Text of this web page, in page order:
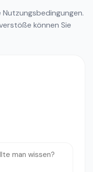
Nutzungsbedingungen.
können Sie